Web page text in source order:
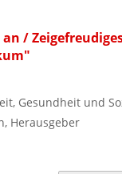
/
Gesundheit und
Herausgeber